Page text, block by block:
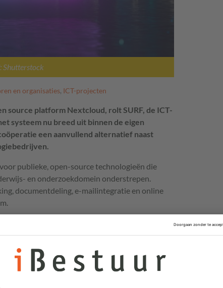
Shutterstock
en organisaties, ICT-projecten
source platform Nextcloud, rolt SURF, de ICT-
systeem nu breed uit binnen de eigen
een aanvullend alternatief naast
publieke, open-source technologieën die
en onderzoekdomein onderstrepen.
documentdeling, e-mailintegratie en online
eigen organisatie te beperken, richt SURF een
onderzoekt SURF hierin alternatieve
gezamenlijk toe te werken naar een